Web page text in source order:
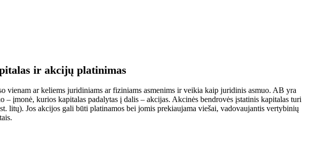
ir akcijų platinimas
vienam ar keliems juridiniams ar fiziniams asmenims ir veikia kaip juridinis asmuo. AB yra
– įmonė, kurios kapitalas padalytas į dalis – akcijas. Akcinės bendrovės įstatinis kapitalas turi
litų). Jos akcijos gali būti platinamos bei jomis prekiaujama viešai, vadovaujantis vertybinių